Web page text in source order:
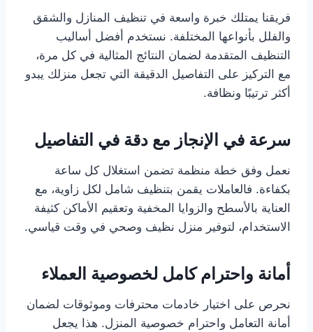
فريقنا يمتلك خبرة واسعة في تنظيف المنازل والشقق
والفلل بأنواعها المختلفة. نستخدم أفضل أساليب
التنظيف المتقدمة لضمان النتائج المثالية في كل مرة،
مع التركيز على التفاصيل الدقيقة التي تجعل منزلك يبدو
أكثر ترتيبًا ونظافة.
سرعة في الإنجاز مع دقة في التفاصيل
نعمل وفق خطة منظمة تضمن استغلال كل ساعة
بكفاءة. فالعاملات يقمن بتنظيف شامل لكل زاوية، مع
العناية بالأسطح والزوايا المخفية وتعقيم الأماكن كثيفة
الاستخدام، لتوفير منزل نظيف وصحي في وقت قياسي.
أمانة واحترام كامل لخصوصية العملاء
نحرص على اختيار خادمات محترفات وموثوقات لضمان
أمانة التعامل واحترام خصوصية المنزل. هذا يجعل